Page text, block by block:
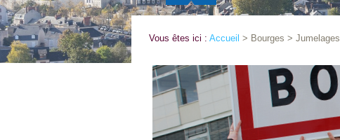
Vous êtes ici : Accueil > Bourges > Jumelages